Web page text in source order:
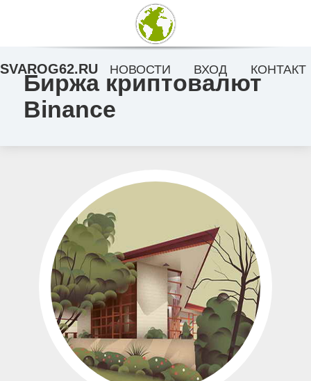
Биржа криптовалют
Binance
SVAROG62.RU НОВОСТИ ВХОД КОНТАКТ